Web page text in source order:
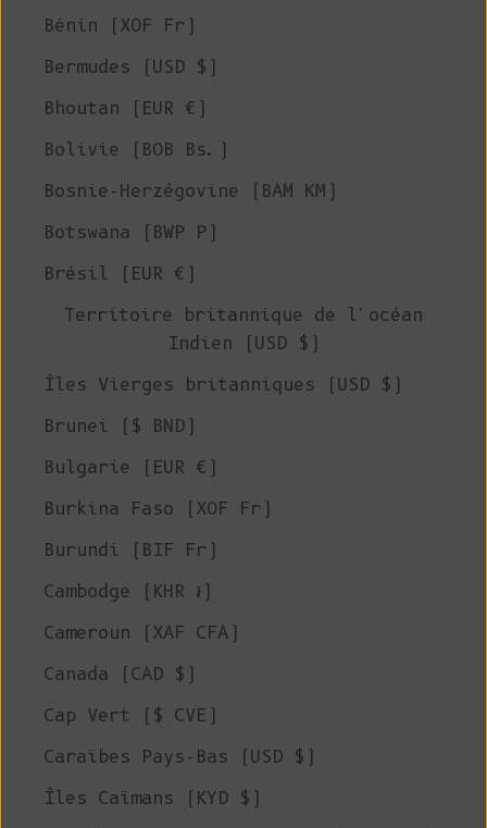
Bénin (XOF Fr)
Bermudes (USD $)
Bhoutan (EUR €)
Bolivie (BOB Bs.)
Bosnie-Herzégovine (BAM КМ)
Botswana (BWP P)
Brésil (EUR €)
Territoire britannique de l'océan
Indien (USD $)
Îles Vierges britanniques (USD $)
Brunei ($ BND)
Bulgarie (EUR €)
Burkina Faso (XOF Fr)
Burundi (BIF Fr)
Cambodge (KHR ៛)
Cameroun (XAF CFA)
Canada (CAD $)
Cap Vert ($ CVE)
Caraïbes Pays-Bas (USD $)
Îles Caïmans (KYD $)